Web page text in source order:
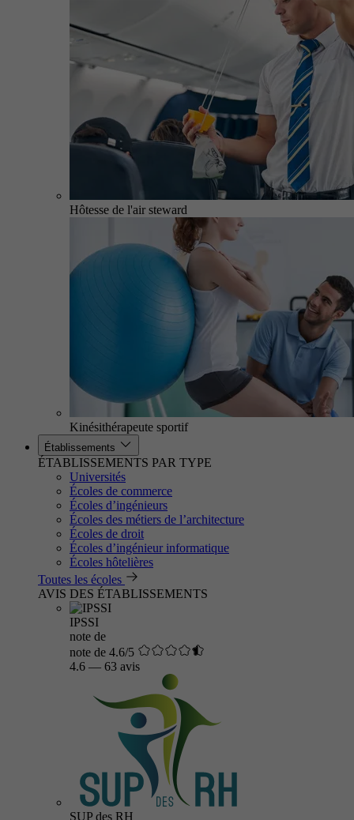
Hôtesse de l'air steward
Kinésithérapeute sportif
Établissements
ÉTABLISSEMENTS PAR TYPE
Universités
Écoles de commerce
Écoles d’ingénieurs
Écoles des métiers de l’architecture
Écoles de droit
Écoles d’ingénieur informatique
Écoles hôtelières
Toutes les écoles
AVIS DES ÉTABLISSEMENTS
IPSSI
note de
note de 4.6/5
4.6 — 63 avis
SUP des RH